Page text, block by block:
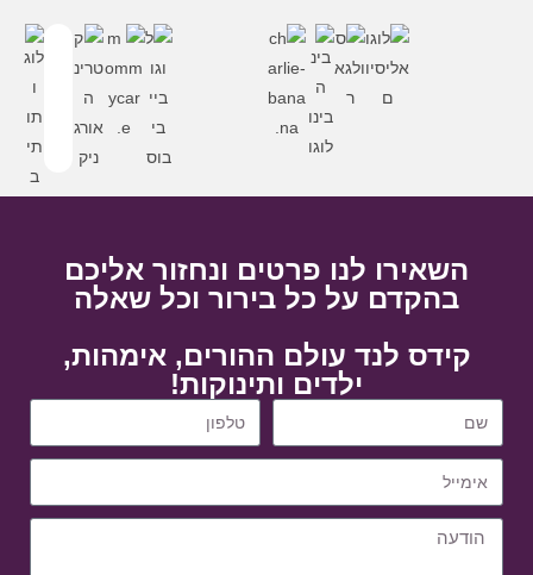
השאירו לנו פרטים ונחזור אליכם
בהקדם על כל בירור וכל שאלה
קידס לנד עולם ההורים, אימהות,
ילדים ותינוקות!